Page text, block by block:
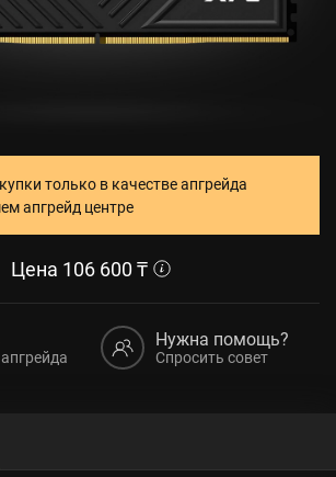
только в качестве апгрейда
апгрейд центре
Цена 106 600 ₸
Нужна помощь?
Спросить совет